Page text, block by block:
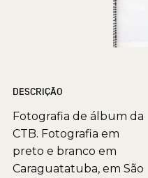
DESCRIÇÃO
Fotografia de álbum da
CTB. Fotografia em
preto e branco em
Caraguatatuba, em São